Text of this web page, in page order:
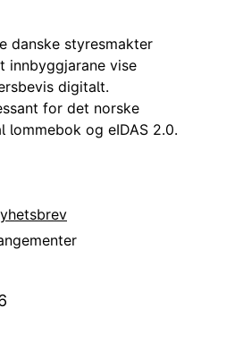
danske styresmakter
innbyggjarane vise
digitalt.
for det norske
lommebok og eIDAS 2.0.